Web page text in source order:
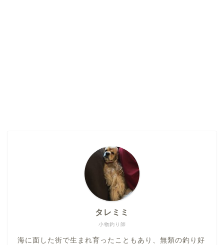
小物釣り師
タレミミ
海に面した街で生まれ育ったこともあり、無類の釣り好